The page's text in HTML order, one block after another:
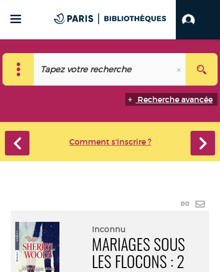
Recherche avancée
Comment s'inscrire ?
Lien
Inconnu
MARIAGES SOUS
LES FLOCONS : 2